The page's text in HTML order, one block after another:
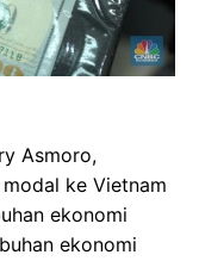
Asmoro,
ke Vietnam
ekonomi
ekonomi